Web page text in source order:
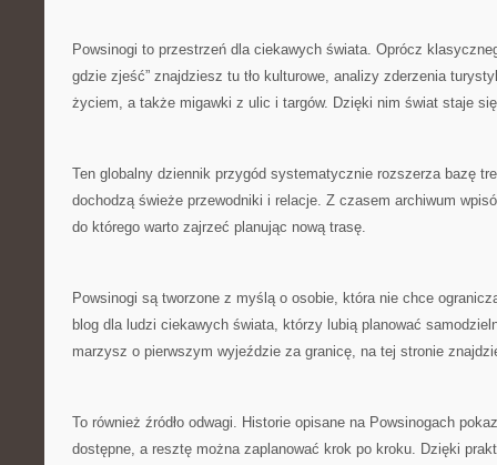
Powsinogi to przestrzeń dla ciekawych świata. Oprócz
gdzie zjeść” znajdziesz tu tło kulturowe, analizy zderzenia
życiem, a także migawki z ulic i targów. Dzięki nim świat staje
Ten globalny dziennik przygód systematycznie rozszerza bazę
dochodzą świeże przewodniki i relacje. Z czasem archiwum
do którego warto zajrzeć planując nową trasę.
Powsinogi są tworzone z myślą o osobie, która nie chce
blog dla ludzi ciekawych świata, którzy lubią planować
marzysz o pierwszym wyjeździe za granicę, na tej stronie
To również źródło odwagi. Historie opisane na Powsinogach
dostępne, a resztę można zaplanować krok po kroku. Dzięki